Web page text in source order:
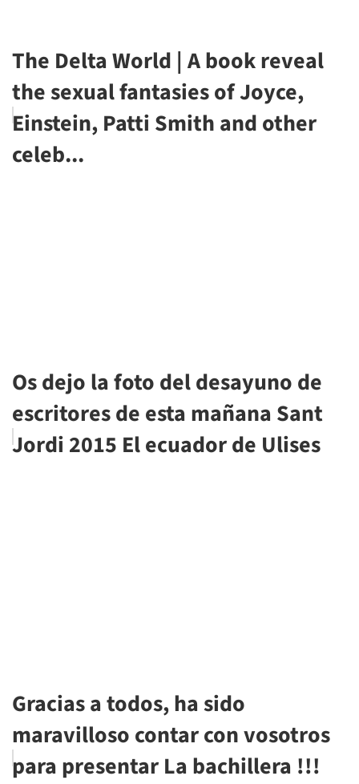
The Delta World | A book reveal
the sexual fantasies of Joyce,
Einstein, Patti Smith and other
celeb...
Os dejo la foto del desayuno de
escritores de esta mañana Sant
Jordi 2015 El ecuador de Ulises
Gracias a todos, ha sido
maravilloso contar con vosotros
para presentar La bachillera !!!